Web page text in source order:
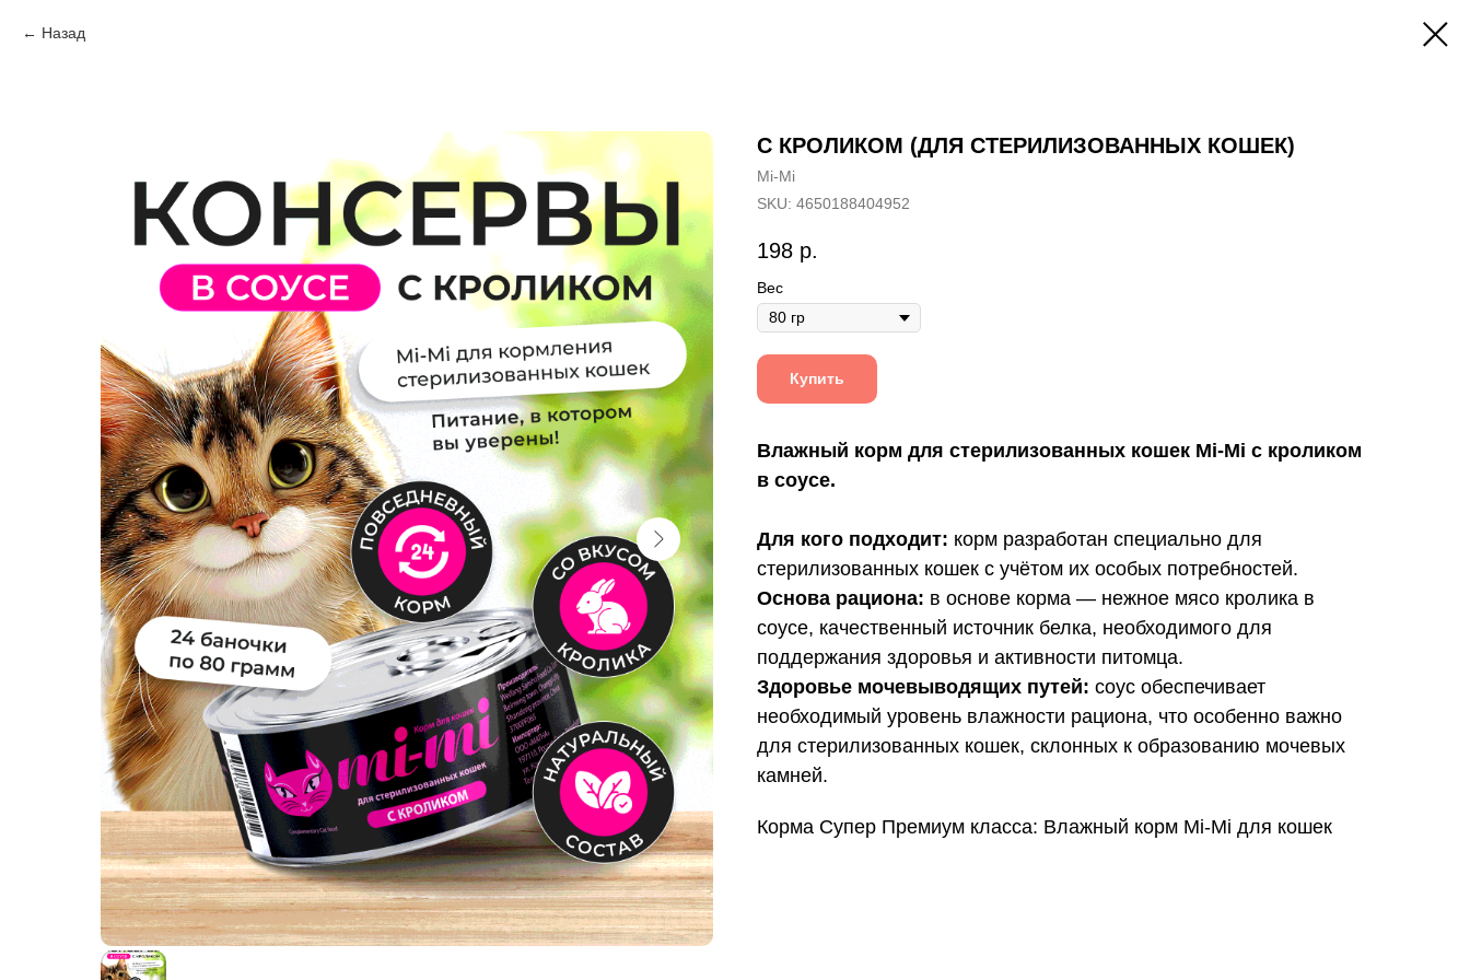
Назад
C КРОЛИКОМ (ДЛЯ СТЕРИЛИЗОВАННЫХ КОШЕК)
Mi-Mi
SKU: 4650188404952
198 р.
Вес
Купить
Влажный корм для стерилизованных кошек Mi-Mi с кроликом
в соусе.
Для кого подходит: корм разработан специально для
стерилизованных кошек с учётом их особых потребностей.
Основа рациона: в основе корма — нежное мясо кролика в
соусе, качественный источник белка, необходимого для
поддержания здоровья и активности питомца.
Здоровье мочевыводящих путей: соус обеспечивает
необходимый уровень влажности рациона, что особенно важно
для стерилизованных кошек, склонных к образованию мочевых
камней.
Корма Супер Премиум класса: Влажный корм Mi-Mi для кошек